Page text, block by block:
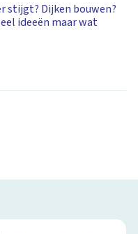
stijgt? Dijken bouwen?
ideeën maar wat